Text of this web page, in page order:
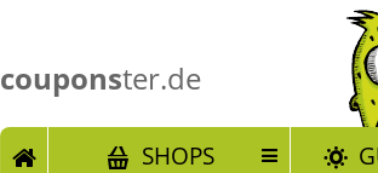
couponster.de
START SHOPS